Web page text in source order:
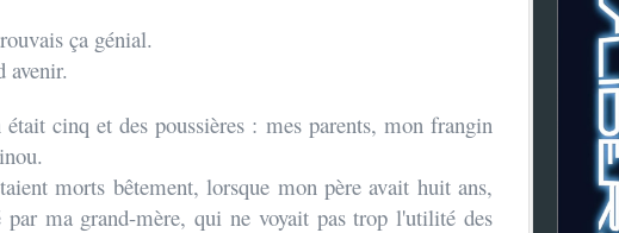
ça génial.
avenir.
cinq et des poussières : mes parents, mon frangin
morts bêtement, lorsque mon père avait huit ans,
ma grand-mère, qui ne voyait pas trop l'utilité des